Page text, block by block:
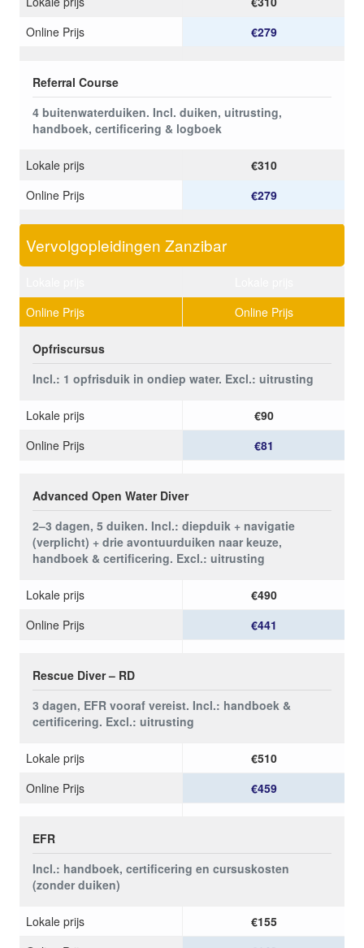
Online Prijs
€279
Referral Course
4 buitenwaterduiken. Incl. duiken, uitrusting,
handboek, certificering & logboek
Lokale prijs
€310
Online Prijs
€279
Vervolgopleidingen Zanzibar
Online Prijs
Online Prijs
Opfriscursus
Incl.: 1 opfrisduik in ondiep water. Excl.: uitrusting
Lokale prijs
€90
Online Prijs
€81
Advanced Open Water Diver
2–3 dagen, 5 duiken. Incl.: diepduik + navigatie
(verplicht) + drie avontuurduiken naar keuze,
handboek & certificering. Excl.: uitrusting
Lokale prijs
€490
Online Prijs
€441
Rescue Diver – RD
3 dagen, EFR vooraf vereist. Incl.: handboek &
certificering. Excl.: uitrusting
Lokale prijs
€510
Online Prijs
€459
EFR
Incl.: handboek, certificering en cursuskosten
(zonder duiken)
Lokale prijs
€155